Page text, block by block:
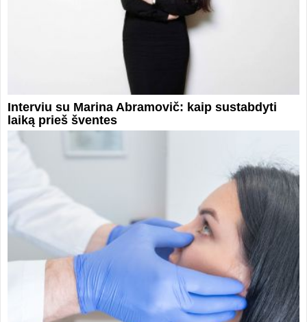
Interviu su Marina Abramovič: kaip sustabdyti
laiką prieš šventes